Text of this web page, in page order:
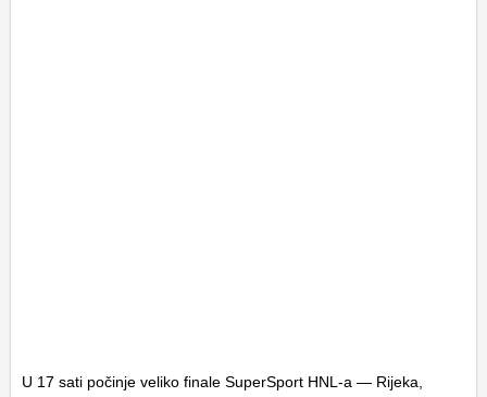
U 17 sati počinje veliko finale SuperSport HNL-a — Rijeka,